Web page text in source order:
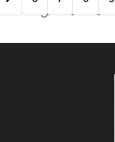
الصفحة 1 من 8